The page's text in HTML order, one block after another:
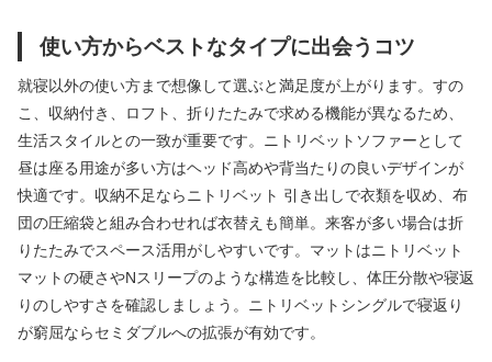
使い方からベストなタイプに出会うコツ
就寝以外の使い方まで想像して選ぶと満足度が上がります。すの
こ、収納付き、ロフト、折りたたみで求める機能が異なるため、
生活スタイルとの一致が重要です。ニトリベットソファーとして
昼は座る用途が多い方はヘッド高めや背当たりの良いデザインが
快適です。収納不足ならニトリベット 引き出しで衣類を収め、布
団の圧縮袋と組み合わせれば衣替えも簡単。来客が多い場合は折
りたたみでスペース活用がしやすいです。マットはニトリベット
マットの硬さやNスリープのような構造を比較し、体圧分散や寝返
りのしやすさを確認しましょう。ニトリベットシングルで寝返り
が窮屈ならセミダブルへの拡張が有効です。